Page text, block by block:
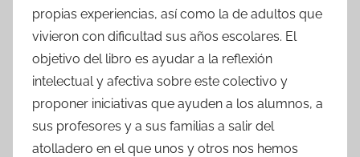
propias experiencias, así como la de adultos que
vivieron con dificultad sus años escolares. El
objetivo del libro es ayudar a la reflexión
intelectual y afectiva sobre este colectivo y
proponer iniciativas que ayuden a los alumnos, a
sus profesores y a sus familias a salir del
atolladero en el que unos y otros nos hemos